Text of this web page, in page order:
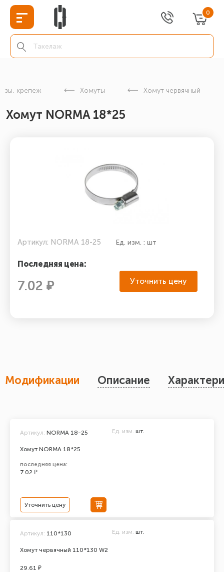
0
крепеж Хомуты Хомут червячный
Хомут NORMA 18*25
Артикул: NORMA 18-25 Ед. изм. : шт
Последняя цена:
7.02 ₽ Уточнить цену
Модификации Описание
Хомут NORMA 18*25
Артикул: NORMA 18-25 Ед. изм. шт.
последняя цена:
7.02 ₽
Уточнить цену
Хомут червячный 110*130 W2
Артикул: 110*130 Ед. изм. шт.
29.61 ₽